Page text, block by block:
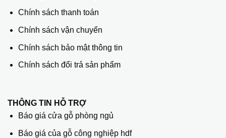
Chính sách thanh toán
Chính sách vận chuyển
Chính sách bảo mật thông tin
Chính sách đổi trả sản phẩm
THÔNG TIN HỖ TRỢ
Báo giá cửa gỗ phòng ngủ
Báo giá của gỗ công nghiệp hdf